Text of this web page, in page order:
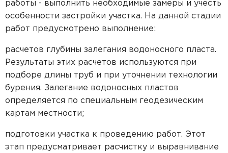
работы - выполнить необходимые замеры и учесть
особенности застройки участка. На данной стадии
работ предусмотрено выполнение:
расчетов глубины залегания водоносного пласта.
Результаты этих расчетов используются при
подборе длины труб и при уточнении технологии
бурения. Залегание водоносных пластов
определяется по специальным геодезическим
картам местности;
подготовки участка к проведению работ. Этот
этап предусматривает расчистку и выравнивание